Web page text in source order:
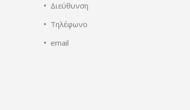
Διεύθυνση
Τηλέφωνο
email